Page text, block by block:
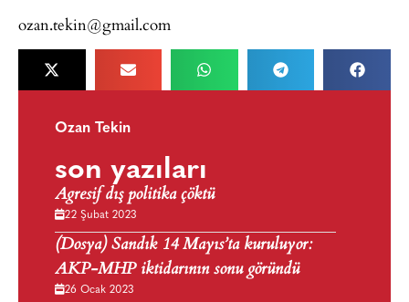
ozan.tekin@gmail.com
Ozan Tekin
son yazıları
Agresif dış politika çöktü
22 Şubat 2023
(Dosya) Sandık 14 Mayıs’ta kuruluyor:
AKP-MHP iktidarının sonu göründü
26 Ocak 2023